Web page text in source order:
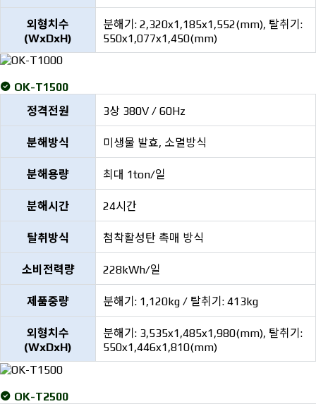
외형치수
(WxDxH)
분해기: 2,320x1,185x1,552(mm), 탈취기:
550x1,077x1,450(mm)
OK-T1500
정격전원
3상 380V / 60Hz
분해방식 미생물 발효, 소멸방식
분해용량 최대 1ton/일
분해시간 24시간
탈취방식 첨착활성탄 촉매 방식
소비전력량 228kWh/일
제품중량 분해기: 1,120kg / 탈취기: 413kg
외형치수
(WxDxH)
분해기: 3,535x1,485x1,980(mm), 탈취기:
550x1,446x1,810(mm)
OK-T2500